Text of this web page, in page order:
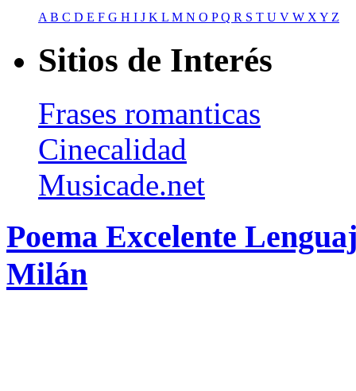
A B C D E F G H I J K L M N O PQ R S T U V W X Y Z
Sitios de Interés
Frases romanticas
Cinecalidad
Musicade.net
Poema Excelente
Milán